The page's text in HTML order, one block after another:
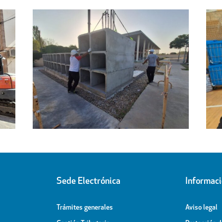
Regresa a sus hogares el centenar
de personas acogidas en el
Pabellón Cubierto
Sede Electrónica
Trámites generales Aviso legal